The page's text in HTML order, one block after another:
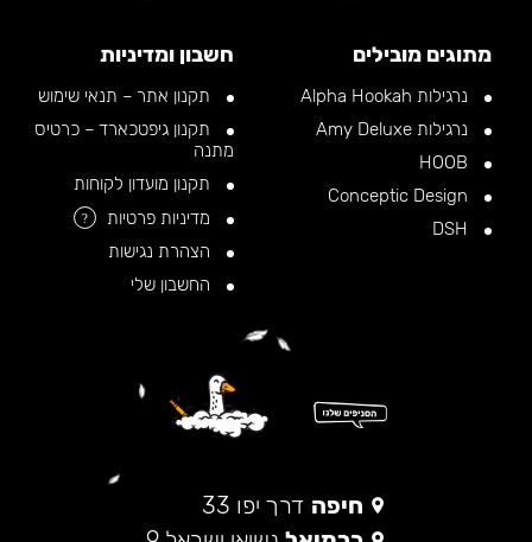
מתוגים מובילים
נרגילות Alpha Hookah
נרגילות Amy Deluxe
חשבון ומדיניות
תקנון אתר – תנאי שימוש
תקנון גיפטכארד – כרטיס
מתנה
תקנון מועדון לקוחות
מדיניות פרטיות
?
הצהרת נגישות
החשבון שלי
חיפה דרך יפו 33